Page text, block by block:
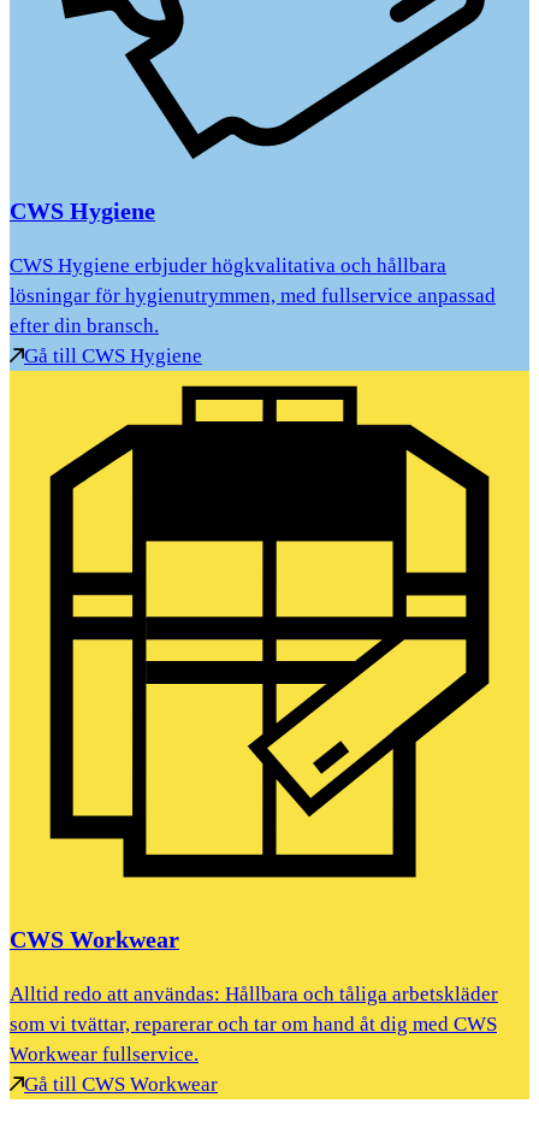
CWS Hygiene
CWS Hygiene erbjuder högkvalitativa och hållbara
lösningar för hygienutrymmen, med fullservice anpassad
efter din bransch.
Gå till CWS Hygiene
CWS Workwear
Alltid redo att användas: Hållbara och tåliga arbetskläder
som vi tvättar, reparerar och tar om hand åt dig med CWS
Workwear fullservice.
Gå till CWS Workwear